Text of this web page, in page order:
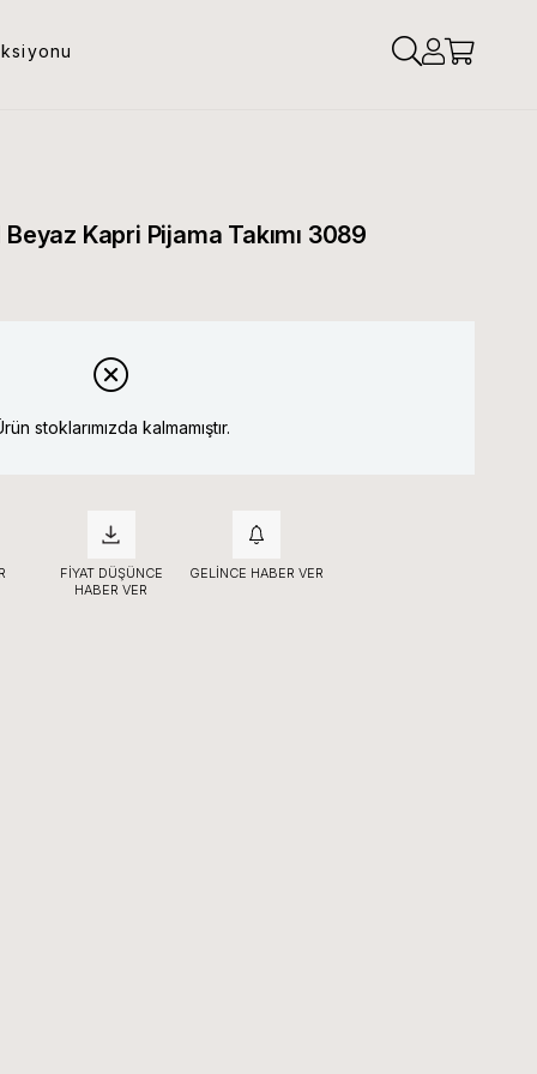
Beyaz Kapri Pijama Takımı 3089
stoklarımızda kalmamıştır.
FIYAT DÜŞÜNCE
HABER VER
GELINCE HABER VER